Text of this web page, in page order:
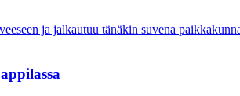
ja jalkautuu tänäkin suvena